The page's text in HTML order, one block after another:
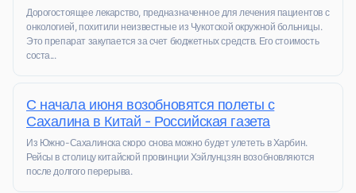
Дорогостоящее лекарство, предназначенное для лечения пациентов с
онкологией, похитили неизвестные из Чукотской окружной больницы.
Это препарат закупается за счет бюджетных средств. Его стоимость
соста...
С начала июня возобновятся полеты с
Сахалина в Китай - Российская газета
Из Южно-Сахалинска скоро снова можно будет улететь в Харбин.
Рейсы в столицу китайской провинции Хэйлунцзян возобновляются
после долгого перерыва.